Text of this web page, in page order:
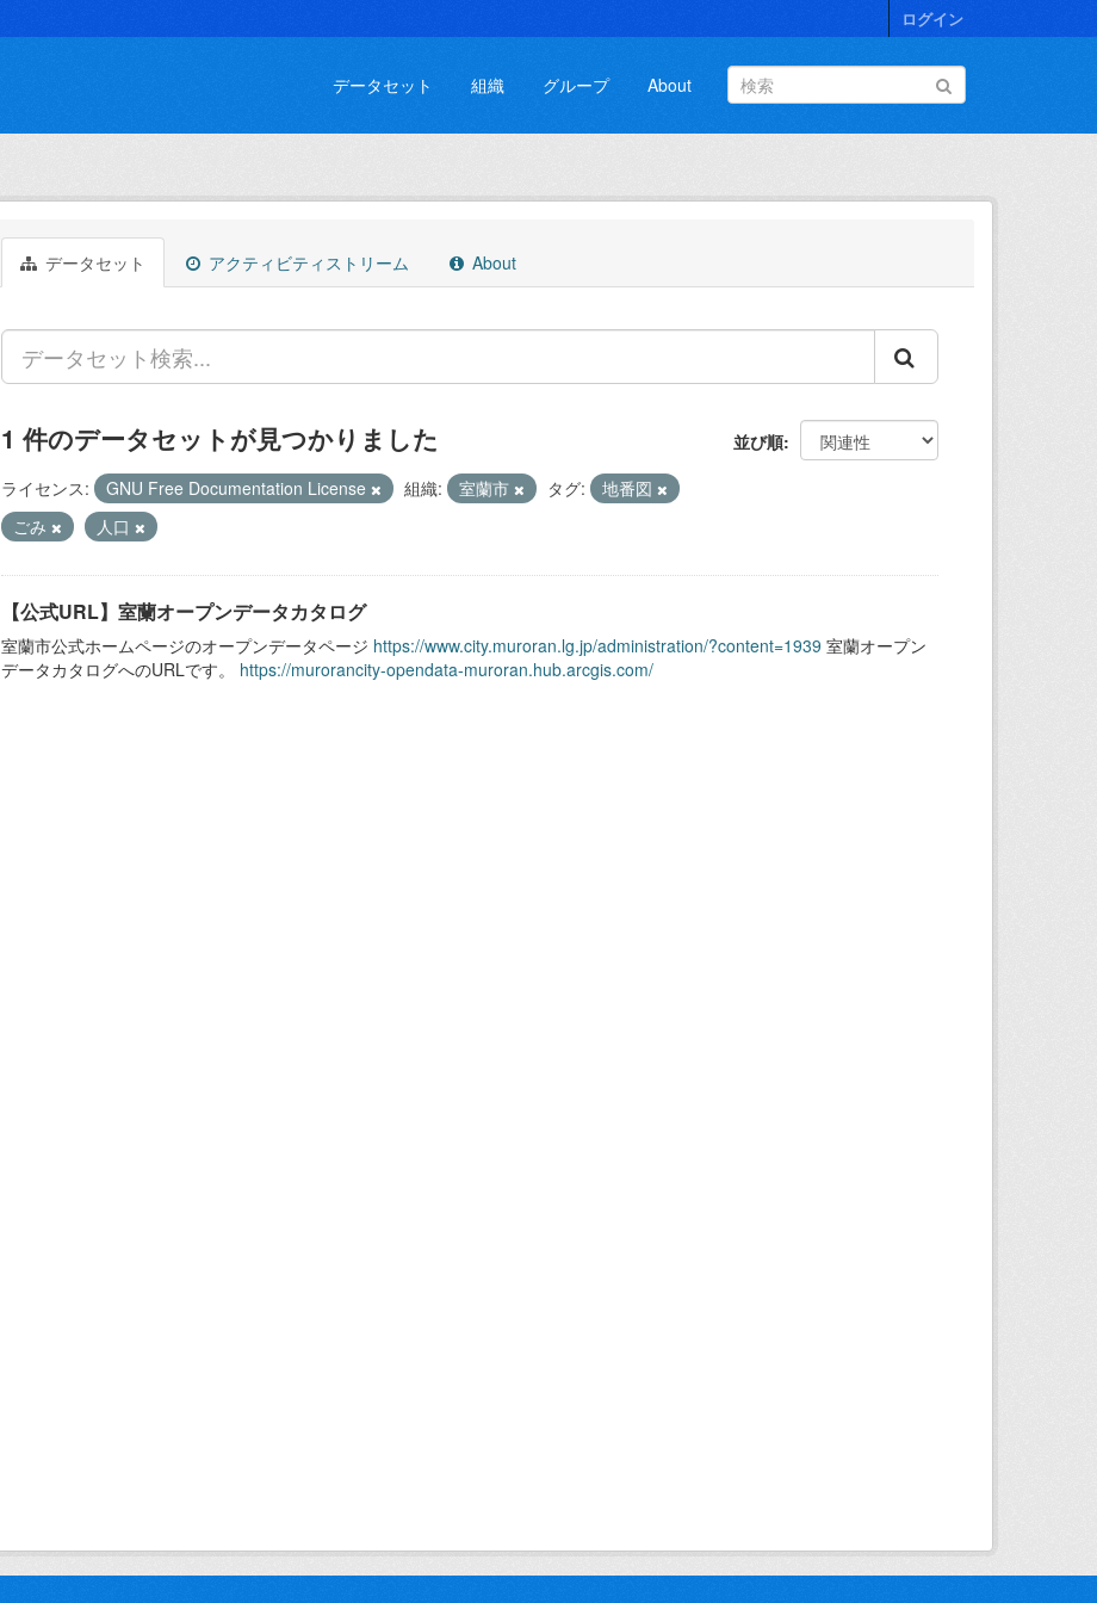
ログイン
データセット 組織 グループ About
データセット アクティビティストリーム About
並び順
1 件のデータセットが見つかりました
ライセンス: GNU Free Documentation License 組織: 室蘭市 タグ:
地番図
ごみ
人口
【公式URL】室蘭オープンデータカタログ
室蘭市公式ホームページのオープンデータページ https://www.city.muroran.lg.jp/administration/?content=1939 室蘭オープン
データカタログへのURLです。 https://murorancity-opendata-muroran.hub.arcgis.com/